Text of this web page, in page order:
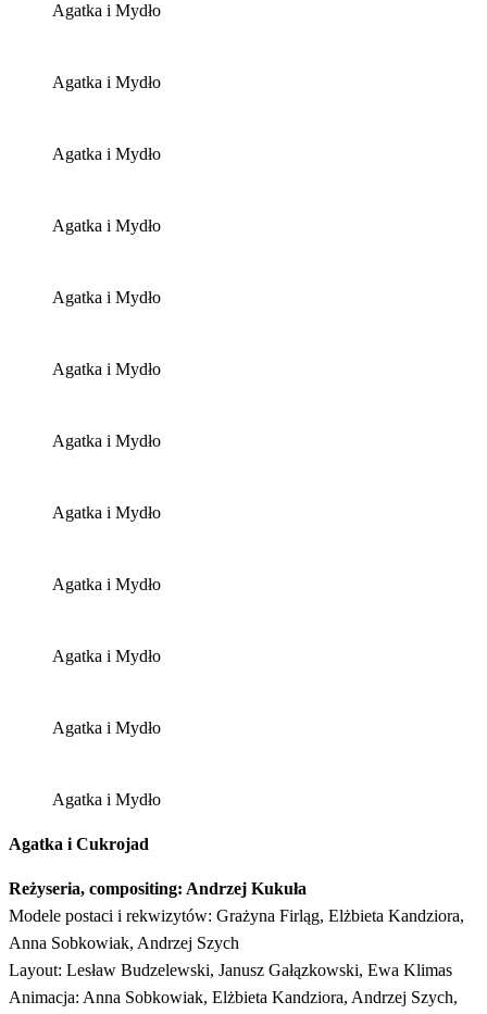
Agatka i Mydło
Agatka i Mydło
Agatka i Mydło
Agatka i Mydło
Agatka i Mydło
Agatka i Mydło
Agatka i Mydło
Agatka i Mydło
Agatka i Mydło
Agatka i Mydło
Agatka i Mydło
Agatka i Mydło
Agatka i Cukrojad
Reżyseria, compositing: Andrzej Kukuła
Modele postaci i rekwizytów: Grażyna Firląg, Elżbieta Kandziora,
Anna Sobkowiak, Andrzej Szych
Layout: Lesław Budzelewski, Janusz Gałązkowski, Ewa Klimas
Animacja: Anna Sobkowiak, Elżbieta Kandziora, Andrzej Szych,